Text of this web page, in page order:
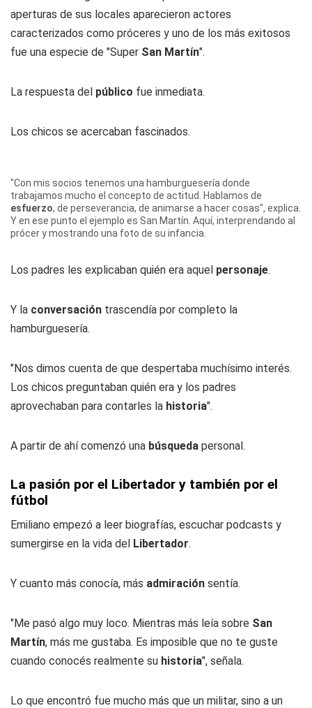
aperturas de sus locales aparecieron actores
caracterizados como próceres y uno de los más exitosos
fue una especie de "Super San Martín".
La respuesta del público fue inmediata.
Los chicos se acercaban fascinados.
"Con mis socios tenemos una hamburguesería donde
trabajamos mucho el concepto de actitud. Hablamos de
esfuerzo, de perseverancia, de animarse a hacer cosas", explica.
Y en ese punto el ejemplo es San Martín. Aquí, interprendando al
prócer y mostrando una foto de su infancia.
Los padres les explicaban quién era aquel personaje.
Y la conversación trascendía por completo la
hamburguesería.
"Nos dimos cuenta de que despertaba muchísimo interés.
Los chicos preguntaban quién era y los padres
aprovechaban para contarles la historia".
A partir de ahí comenzó una búsqueda personal.
La pasión por el Libertador y también por el
fútbol
Emiliano empezó a leer biografías, escuchar podcasts y
sumergirse en la vida del Libertador.
Y cuanto más conocía, más admiración sentía.
"Me pasó algo muy loco. Mientras más leía sobre San
Martín, más me gustaba. Es imposible que no te guste
cuando conocés realmente su historia", señala.
Lo que encontró fue mucho más que un militar, sino a un